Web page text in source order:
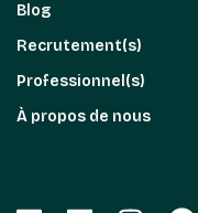
Blog
Recrutement(s)
Professionnel(s)
À propos de nous